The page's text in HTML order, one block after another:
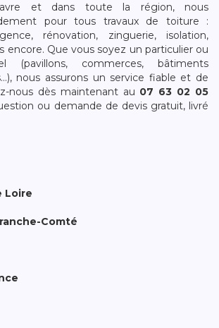
et dans toute la région, nous
pour tous travaux de toiture :
rénovation, zinguerie, isolation,
encore. Que vous soyez un particulier ou
(pavillons, commerces, bâtiments
nous assurons un service fiable et de
nous dès maintenant au 07 63 02 05
ou demande de devis gratuit, livré
Loire
Comté